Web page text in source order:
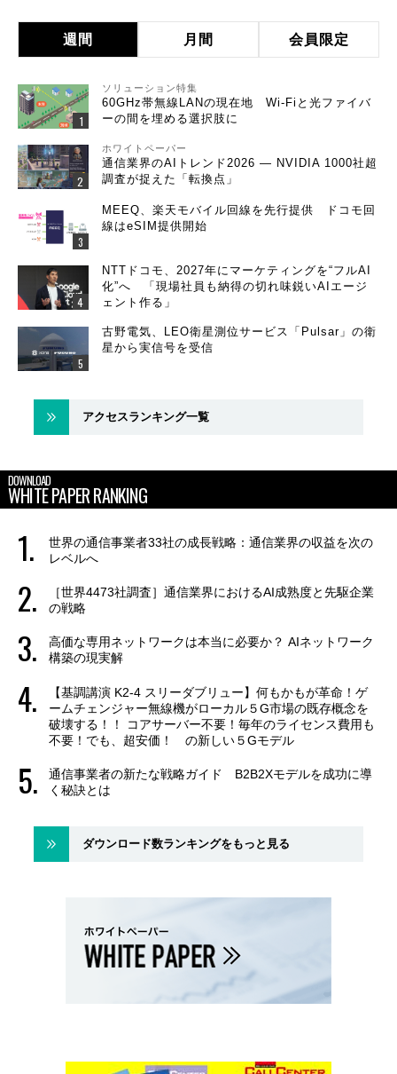
週間 月間 会員限定
ソリューション特集
60GHz帯無線LANの現在地 Wi-Fiと光ファイバ
ーの間を埋める選択肢に
ホワイトペーパー
通信業界のAIトレンド2026 ― NVIDIA 1000社超
調査が捉えた「転換点」
MEEQ、楽天モバイル回線を先行提供 ドコモ回
線はeSIM提供開始
NTTドコモ、2027年にマーケティングを“フルAI
化”へ 「現場社員も納得の切れ味鋭いAIエージ
ェント作る」
古野電気、LEO衛星測位サービス「Pulsar」の衛
星から実信号を受信
アクセスランキング一覧
DOWNLOAD
WHITE PAPER RANKING
世界の通信事業者33社の成長戦略：通信業界の収益を次の
レベルへ
［世界4473社調査］通信業界におけるAI成熟度と先駆企業
の戦略
高価な専用ネットワークは本当に必要か？ AIネットワーク
構築の現実解
【基調講演 K2-4 スリーダブリュー】何もかもが革命！ゲ
ームチェンジャー無線機がローカル５G市場の既存概念を
破壊する！！ コアサーバー不要！毎年のライセンス費用も
不要！でも、超安価！ の新しい５Gモデル
通信事業者の新たな戦略ガイド B2B2Xモデルを成功に導
く秘訣とは
ダウンロード数ランキングをもっと見る